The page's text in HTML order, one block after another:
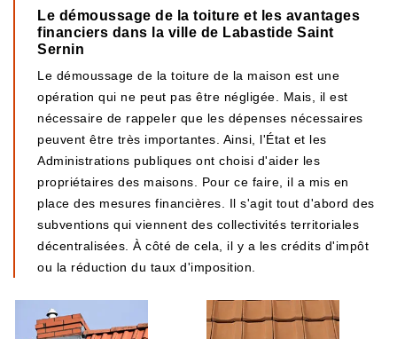
Le démoussage de la toiture et les avantages
financiers dans la ville de Labastide Saint
Sernin
Le démoussage de la toiture de la maison est une
opération qui ne peut pas être négligée. Mais, il est
nécessaire de rappeler que les dépenses nécessaires
peuvent être très importantes. Ainsi, l'État et les
Administrations publiques ont choisi d'aider les
propriétaires des maisons. Pour ce faire, il a mis en
place des mesures financières. Il s'agit tout d'abord des
subventions qui viennent des collectivités territoriales
décentralisées. À côté de cela, il y a les crédits d'impôt
ou la réduction du taux d'imposition.